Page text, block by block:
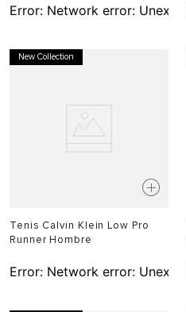
Error: Network error:
New Collection
Tenis Calvin Klein Low Pro
Runner Hombre
Error: Network error: